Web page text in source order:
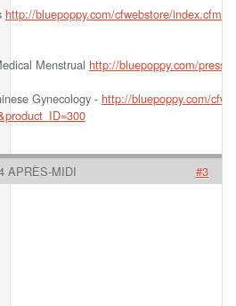
http://bluepoppy.com/cfwebstore/
Menstrual http://bluepoppy.com/press/
Gynecology - http://bluepoppy.com/
APRÈS-MIDI #3